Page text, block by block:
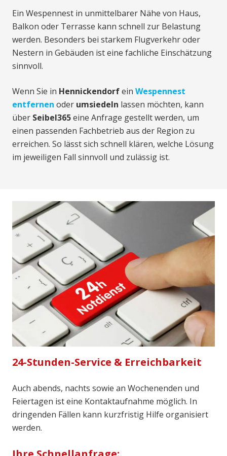
Ein Wespennest in unmittelbarer Nähe von Haus,
Balkon oder Terrasse kann schnell zur Belastung
werden. Besonders bei starkem Flugverkehr oder
Nestern in Gebäuden ist eine fachliche Einschätzung
sinnvoll.
Wenn Sie in Hennickendorfein Wespennest
entfernen oder umsiedeln lassen möchten, kann
über Seibel365eine Anfrage gestellt werden, um
einen passenden Fachbetrieb aus der Region zu
erreichen. So lässt sich schnell klären, welche Lösung
im jeweiligen Fall sinnvoll und zulässig ist.
24-Stunden-Service & Erreichbarkeit
Auch abends, nachts sowie an Wochenenden und
Feiertagen ist eine Kontaktaufnahme möglich. In
dringenden Fällen kann kurzfristig Hilfe organisiert
werden.